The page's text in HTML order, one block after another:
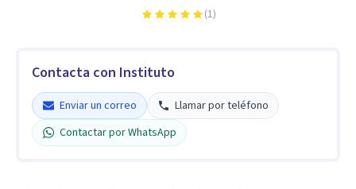
(1)
Contacta con Instituto
Enviar un correo
Llamar por teléfono
Contactar por WhatsApp